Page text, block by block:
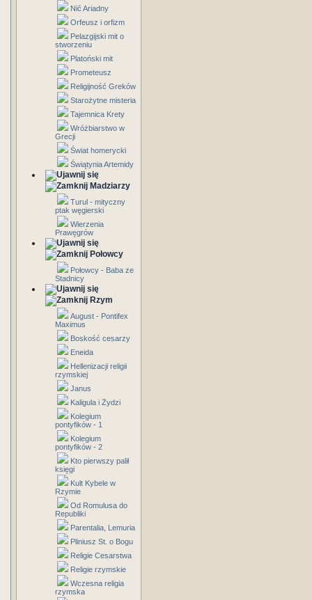
Nić Ariadny
Orfeusz i orfizm
Pelazgijski mit o
stworzeniu
Platoński mit
Prometeusz
Religijność Greków
Starożytne misteria
Tajemnica Krety
Wróżbiarstwo w
Grecji
Świat homerycki
Świątynia Artemidy
Madziarzy
Turul - mityczny
ptak węgierski
Wierzenia
Prawęgrów
Połowcy
Połowcy - Baba ze
Stadnicy
Rzym
August - Pontifex
Maximus
Boskość cesarzy
Eneida
Hellenizacji religii
rzymskiej
Janus
Kaligula i Żydzi
Kolegium
pontyfików - 1
Kolegium
pontyfików - 2
Kto pierwszy palił
księgi
Kult Kybele w
Rzymie
Od Romulusa do
Republiki
Parentalia, Lemuria
Pliniusz St. o Bogu
Religie Cesarstwa
Religie rzymskie
Wczesna religia
rzymska